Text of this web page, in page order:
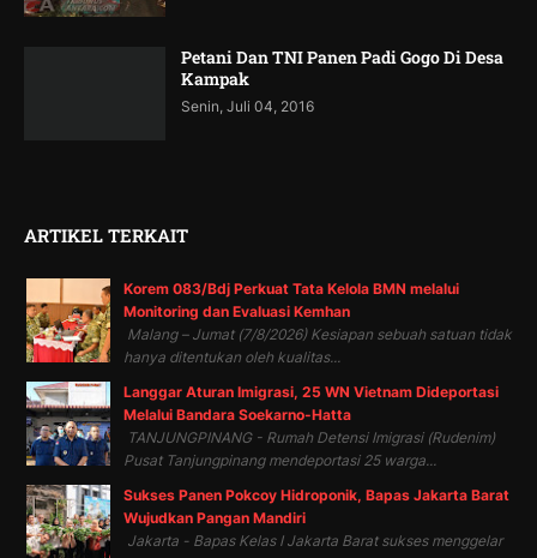
Petani Dan TNI Panen Padi Gogo Di Desa
Kampak
Senin, Juli 04, 2016
ARTIKEL TERKAIT
Korem 083/Bdj Perkuat Tata Kelola BMN melalui
Monitoring dan Evaluasi Kemhan
Malang – Jumat (7/8/2026) Kesiapan sebuah satuan tidak
hanya ditentukan oleh kualitas...
Langgar Aturan Imigrasi, 25 WN Vietnam Dideportasi
Melalui Bandara Soekarno-Hatta
TANJUNGPINANG - Rumah Detensi Imigrasi (Rudenim)
Pusat Tanjungpinang mendeportasi 25 warga...
Sukses Panen Pokcoy Hidroponik, Bapas Jakarta Barat
Wujudkan Pangan Mandiri
Jakarta - Bapas Kelas I Jakarta Barat sukses menggelar